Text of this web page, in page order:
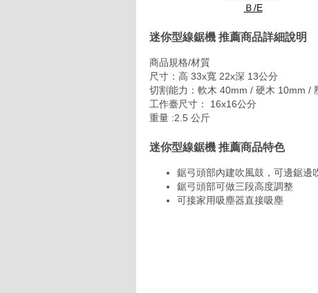
Ｂ/E
迷你型線鋸機 推薦商品詳細說明
商品規格/材質
尺寸：高 33x寬 22x深 13公分
切割能力：軟木 40mm / 硬木 10mm /
工作臺尺寸： 16x16公分
重量 :2.5 公斤
迷你型線鋸機 推薦商品特色
鋸弓頭部內建吹風鼓，可
鋸弓頭部可做三段高度調整
可接家用吸塵器直接吸塵